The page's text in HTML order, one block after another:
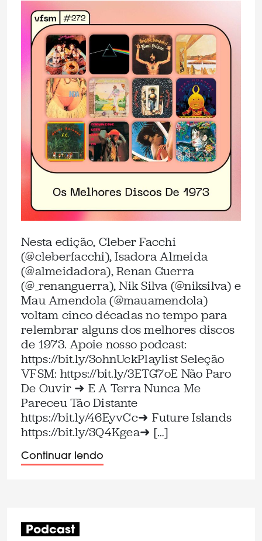
Nesta edição, Cleber Facchi
(@cleberfacchi), Isadora Almeida
(@almeidadora), Renan Guerra
(@_renanguerra), Nik Silva (@niksilva) e
Mau Amendola (@mauamendola)
voltam cinco décadas no tempo para
relembrar alguns dos melhores discos
de 1973. Apoie nosso podcast:
⁠https://bit.ly/3ohnUck⁠Playlist Seleção
VFSM: https://bit.ly/3ETG7oE⁠ Não Paro
De Ouvir ➜ E A Terra Nunca Me
Pareceu Tão Distante
⁠https://bit.ly/46EyvCc⁠➜ Future Islands
⁠https://bit.ly/3Q4Kgea⁠➜ […]
Continuar lendo
Podcast